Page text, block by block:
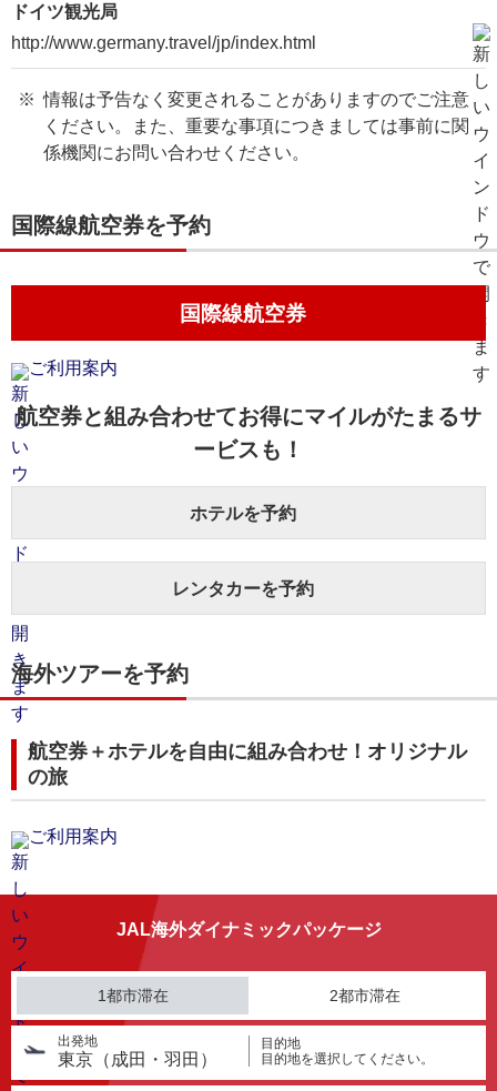
ドイツ観光局
http://www.germany.travel/jp/index.html
情報は予告なく変更されることがありますのでご注意
ください。また、重要な事項につきましては事前に関
係機関にお問い合わせください。
国際線航空券を予約
国際線航空券
ご利用案内
航空券と組み合わせてお得にマイルがたまるサ
ービスも！
ホテルを予約
レンタカーを予約
海外ツアーを予約
航空券＋ホテルを自由に組み合わせ！オリジナル
の旅
ご利用案内
JAL海外ダイナミックパッケージ
1都市滞在 2都市滞在
出発地
東京（成田・羽田）
目的地
目的地を選択してください。